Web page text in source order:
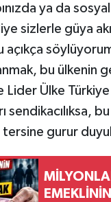
ya da
sizlerle güya
açıkça
bu ülkenin
Lider Ülke
sendikacılıksa,
gurur